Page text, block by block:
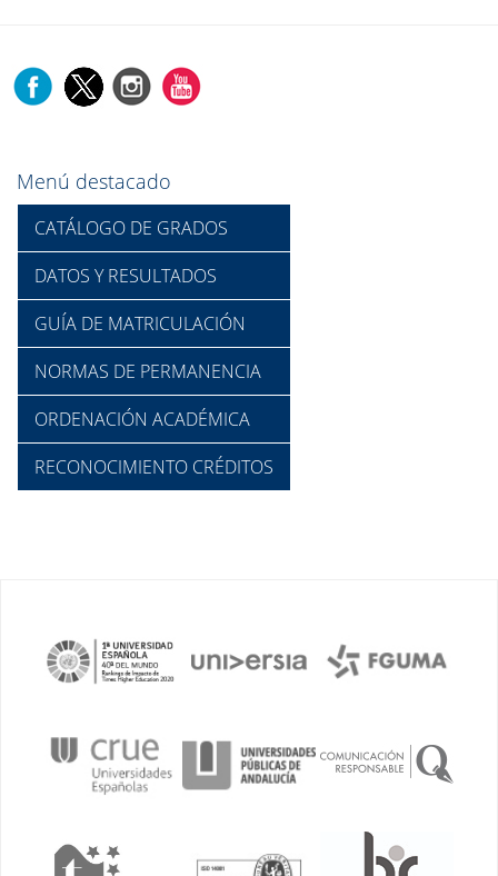
Menú destacado
CATÁLOGO DE GRADOS
DATOS Y RESULTADOS
GUÍA DE MATRICULACIÓN
NORMAS DE PERMANENCIA
ORDENACIÓN ACADÉMICA
RECONOCIMIENTO CRÉDITOS